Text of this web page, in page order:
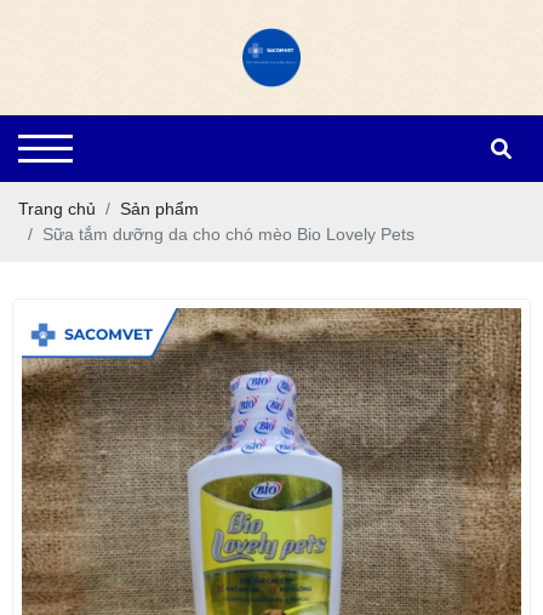
Trang chủ
Sản phẩm
Sữa tắm dưỡng da cho chó mèo Bio Lovely Pets